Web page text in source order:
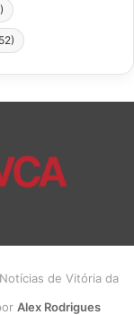
de Vitória da
Alex Rodrigues